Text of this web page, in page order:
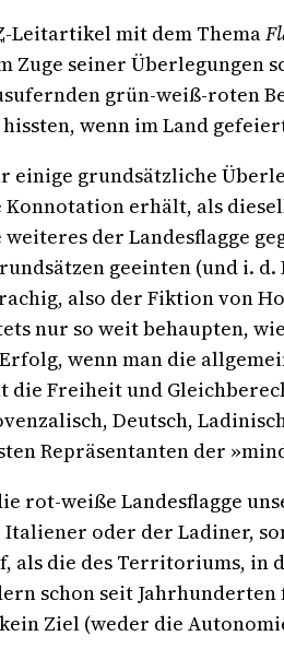
-Leitartikel mit dem Thema
Zuge seiner Überlegungen
grün-weiß-roten
wenn im Land
einige grundsätzliche
erhält, als
weiteres der
geeinten (und i.
also der Fiktion von
nur so weit behaupten,
wenn man die
die Freiheit und
Deutsch,
Repräsentanten der
rot-weiße Landesflagge
oder der Ladiner,
als die des Territoriums,
schon seit
Ziel (weder die